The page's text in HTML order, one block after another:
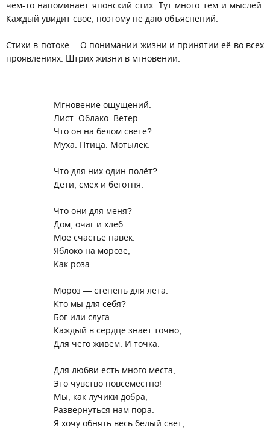
чем-то напоминает японский стих. Тут много тем и мыслей.
Каждый увидит своё, поэтому не даю объяснений.
Стихи в потоке… О понимании жизни и принятии её во всех
проявлениях. Штрих жизни в мгновении.
Мгновение ощущений.
Лист. Облако. Ветер.
Что он на белом свете?
Муха. Птица. Мотылёк.
Что для них один полёт?
Дети, смех и беготня.
Что они для меня?
Дом, очаг и хлеб.
Моё счастье навек.
Яблоко на морозе,
Как роза.
Мороз — степень для лета.
Кто мы для себя?
Бог или слуга.
Каждый в сердце знает точно,
Для чего живём. И точка.
Для любви есть много места,
Это чувство повсеместно!
Мы, как лучики добра,
Развернуться нам пора.
Я хочу обнять весь белый свет,